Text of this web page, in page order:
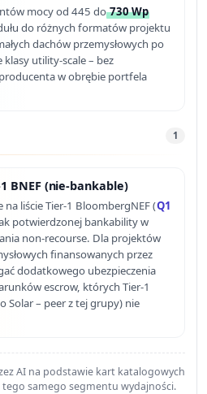
mocy od 445 do730 Wp
do różnych formatów projektu
dachów przemysłowych po
utility-scale – bez
w obrębie portfela
1
BNEF (nie-bankable)
na liście Tier-1 BloombergNEF (Q1
potwierdzonej bankability w
non-recourse. Dla projektów
finansowanych przez
dodatkowego ubezpieczenia
escrow, których Tier-1
Solar – peer z tej grupy) nie
AI na podstawie kart katalogowych
samego segmentu wydajności.